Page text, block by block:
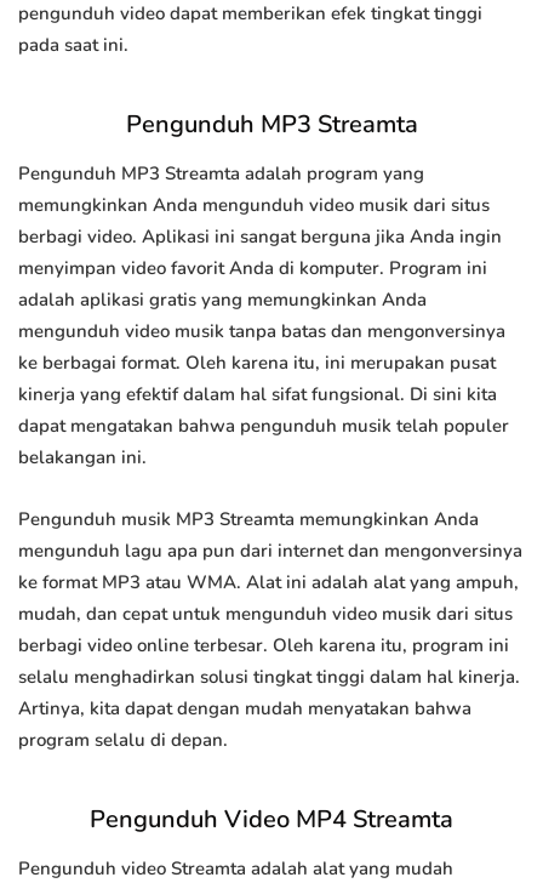
pengunduh video dapat memberikan efek tingkat tinggi
pada saat ini.
Pengunduh MP3 Streamta
Pengunduh MP3 Streamta adalah program yang
memungkinkan Anda mengunduh video musik dari situs
berbagi video. Aplikasi ini sangat berguna jika Anda ingin
menyimpan video favorit Anda di komputer. Program ini
adalah aplikasi gratis yang memungkinkan Anda
mengunduh video musik tanpa batas dan mengonversinya
ke berbagai format. Oleh karena itu, ini merupakan pusat
kinerja yang efektif dalam hal sifat fungsional. Di sini kita
dapat mengatakan bahwa pengunduh musik telah populer
belakangan ini.
Pengunduh musik MP3 Streamta memungkinkan Anda
mengunduh lagu apa pun dari internet dan mengonversinya
ke format MP3 atau WMA. Alat ini adalah alat yang ampuh,
mudah, dan cepat untuk mengunduh video musik dari situs
berbagi video online terbesar. Oleh karena itu, program ini
selalu menghadirkan solusi tingkat tinggi dalam hal kinerja.
Artinya, kita dapat dengan mudah menyatakan bahwa
program selalu di depan.
Pengunduh Video MP4 Streamta
Pengunduh video Streamta adalah alat yang mudah